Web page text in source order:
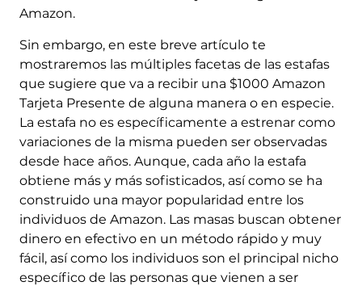
Amazon.
Sin embargo, en este breve artículo te
mostraremos las múltiples facetas de las estafas
que sugiere que va a recibir una $1000 Amazon
Tarjeta Presente de alguna manera o en especie.
La estafa no es específicamente a estrenar como
variaciones de la misma pueden ser observadas
desde hace años. Aunque, cada año la estafa
obtiene más y más sofisticados, así como se ha
construido una mayor popularidad entre los
individuos de Amazon. Las masas buscan obtener
dinero en efectivo en un método rápido y muy
fácil, así como los individuos son el principal nicho
específico de las personas que vienen a ser